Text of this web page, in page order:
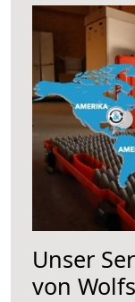
Unser
von